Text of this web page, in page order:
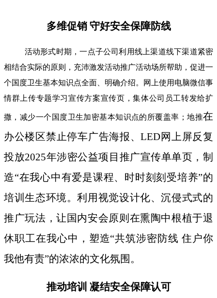
多维促销 守好安全保障防线
活动形式时期，一点子公司利用线上渠道线下渠道紧密
相结合实际的原则，充沛激发活动推广活动场所帮助，促进一
个国度卫生基本知识点全面、明确介绍。网上使用电脑微信事
情群上传专题学习宣传方案宣传页，集体公司员工转发给扩
撒，减少一个国度卫生加密基本知识点的所覆盖率；地推在
办公楼区禁止停车广告海报、LED网上屏反复
投放2025年涉密公益项目推广宣传单单页，制
造“在我心中有爱是课程、时时刻刻受培养”的
培训生态环境。利用视觉设计化、沉侵式式的
推广玩法，让国内安会原则在熏陶中根植于退
休职工在我心中，塑造“共筑涉密防线 住户你
我他有责”的浓浓的文化氛围。
推动培训 凝结安全保障认可